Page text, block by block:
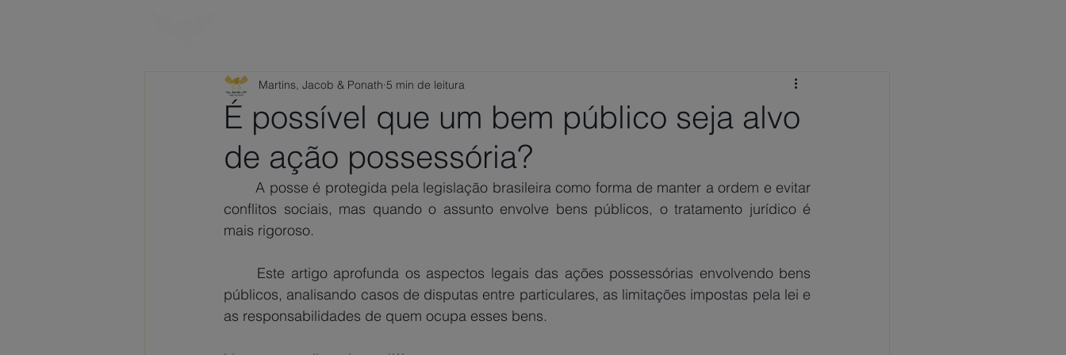
É possível que um bem público seja alvo
de ação possessória?
Martins, Jacob & Ponath 5 min de leitura
A posse é protegida pela legislação brasileira como forma de manter a ordem e evitar
conflitos sociais, mas quando o assunto envolve bens públicos, o tratamento jurídico é
mais rigoroso.
públicos, analisando casos de disputas entre particulares, as limitações impostas pela lei e
as responsabilidades de quem ocupa esses bens.